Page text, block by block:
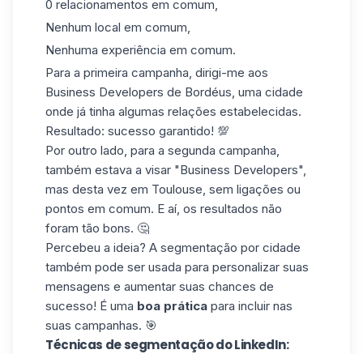
0 relacionamentos em comum,
Nenhum local em comum,
Nenhuma experiência em comum.
Para a primeira campanha, dirigi-me aos
Business Developers de Bordéus, uma cidade
onde já tinha algumas relações estabelecidas.
Resultado: sucesso garantido! 💯
Por outro lado, para a segunda campanha,
também estava a visar "Business Developers",
mas desta vez em Toulouse, sem ligações ou
pontos em comum. E aí, os resultados não
foram tão bons. 🤔
Percebeu a ideia? A segmentação por cidade
também pode ser usada para personalizar suas
mensagens e aumentar suas chances de
sucesso! É uma boa prática para incluir nas
suas campanhas. 🎯
Técnicas de segmentação do LinkedIn: